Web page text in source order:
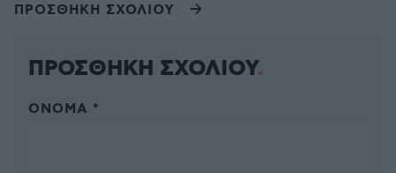
ΠΡΟΣΘΗΚΗ ΣΧΟΛΙΟΥ
ΠΡΟΣΘΗΚΗ ΣΧΟΛΙΟΥ
ΌΝΟΜΑ *